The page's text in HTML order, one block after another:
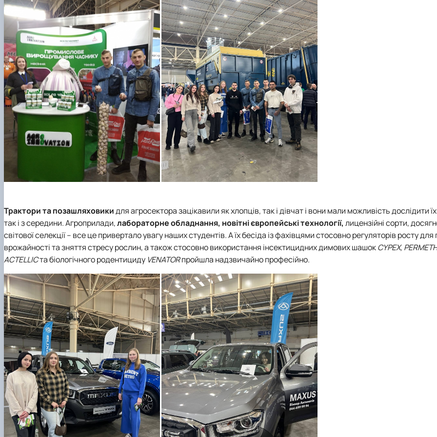
Трактори та позашляховикидля агросектора зацікавили як хлопців, так і дівчат і вони мали можливість дослідити їх
так і з середини. Агроприлади,лабораторне обладнання, новітні європейські технології, лицензійні сорти,
світової селекції – все це привертало увагу наших студентів. А їх бесіда із фахівцями стосовно регуляторів росту
врожайності та зняття стресу рослин, а також стосовно використання інсектицидних димових шашокCYPEX,
ACTELLICта біологічного родентициду VENATORпройшла надзвичайно професійно.